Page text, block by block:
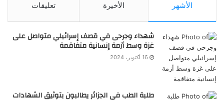
الأشهر الأخيرة تعليقات
شهداء وجرحى في قصف إسرائيلي متواصل على
غزة وسط أزمة إنسانية متفاقمة
16 أكتوبر، 2024
طلبة الطب في الجزائر يطالبون بتوثيق الشهادات